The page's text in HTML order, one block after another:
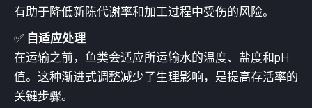
有助于降低新陈代谢率和加工过程中受伤的风险。
✅ 自适应处理
在运输之前，鱼类会适应所运输水的温度、盐度和pH
值。这种渐进式调整减少了生理影响，是提高存活率的
关键步骤。